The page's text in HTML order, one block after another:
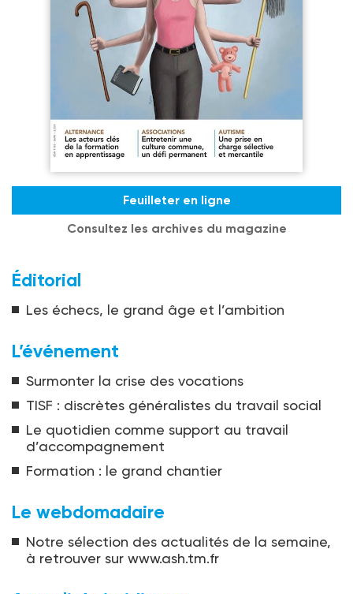
Feuilleter en ligne
Consultez les archives du magazine
Éditorial
Les échecs, le grand âge et l’ambition
L’événement
Surmonter la crise des vocations
TISF : discrètes généralistes du travail social
Le quotidien comme support au travail
d’accompagnement
Formation : le grand chantier
Le webdomadaire
Notre sélection des actualités de la semaine,
à retrouver sur www.ash.tm.fr